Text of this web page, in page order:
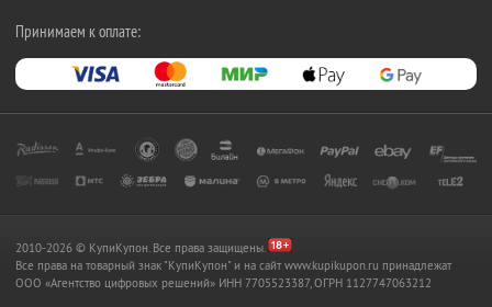
Принимаем к оплате:
2010-2026 © КупиКупон. Все права защищены.
Все права на товарный знак "КупиКупон" и на сайт www.kupikupon.ru принадлежат
OOO «Агентство цифровых решений» ИНН 7705523387, ОГРН 1127747063212